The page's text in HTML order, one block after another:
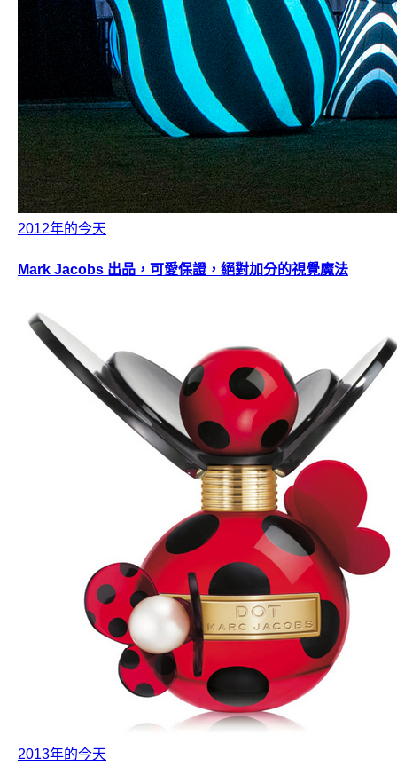
2012年的今天
Mark Jacobs 出品，可愛保證，絕對加分的視覺魔法
2013年的今天